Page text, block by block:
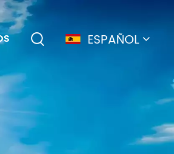
ESPAÑOL